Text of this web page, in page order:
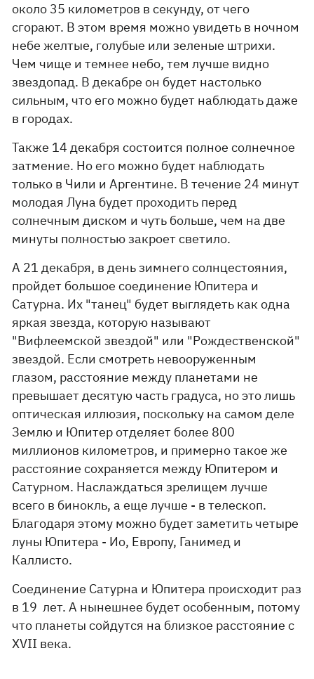
около 35 километров в секунду, от чего
сгорают. В этом время можно увидеть в ночном
небе желтые, голубые или зеленые штрихи.
Чем чище и темнее небо, тем лучше видно
звездопад. В декабре он будет настолько
сильным, что его можно будет наблюдать даже
в городах.
Также 14 декабря состоится полное солнечное
затмение. Но его можно будет наблюдать
только в Чили и Аргентине. В течение 24 минут
молодая Луна будет проходить перед
солнечным диском и чуть больше, чем на две
минуты полностью закроет светило.
А 21 декабря, в день зимнего солнцестояния,
пройдет большое соединение Юпитера и
Сатурна. Их "танец" будет выглядеть как одна
яркая звезда, которую называют
"Вифлеемской звездой" или "Рождественской"
звездой. Если смотреть невооруженным
глазом, расстояние между планетами не
превышает десятую часть градуса, но это лишь
оптическая иллюзия, поскольку на самом деле
Землю и Юпитер отделяет более 800
миллионов километров, и примерно такое же
расстояние сохраняется между Юпитером и
Сатурном. Наслаждаться зрелищем лучше
всего в бинокль, а еще лучше - в телескоп.
Благодаря этому можно будет заметить четыре
луны Юпитера - Ио, Европу, Ганимед и
Каллисто.
Соединение Сатурна и Юпитера происходит раз
в 19 лет. А нынешнее будет особенным, потому
что планеты сойдутся на близкое расстояние с
XVII века.